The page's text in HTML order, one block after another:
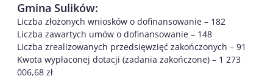
Gmina Sulików:
Liczba złożonych wniosków o dofinansowanie – 182
Liczba zawartych umów o dofinansowanie – 148
Liczba zrealizowanych przedsięwzięć zakończonych – 91
Kwota wypłaconej dotacji (zadania zakończone) – 1 273
006,68 zł